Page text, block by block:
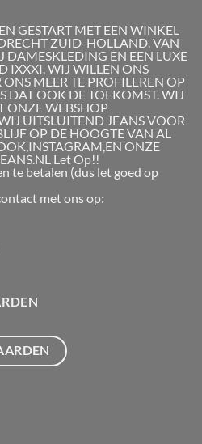
GESTART MET EEN WINKEL
ZUID-HOLLAND. VAN
EN EEN LUXE
IXXXI. WIJ WILLEN ONS
MEER TE PROFILEREN OP
DAT OOK DE TOEKOMST. WIJ
ONZE WEBSHOP
UITSLUITEND JEANS VOOR
OP DE HOOGTE VAN AL
ONZE
Let Op!!
te betalen (dus let goed op
met ons op: